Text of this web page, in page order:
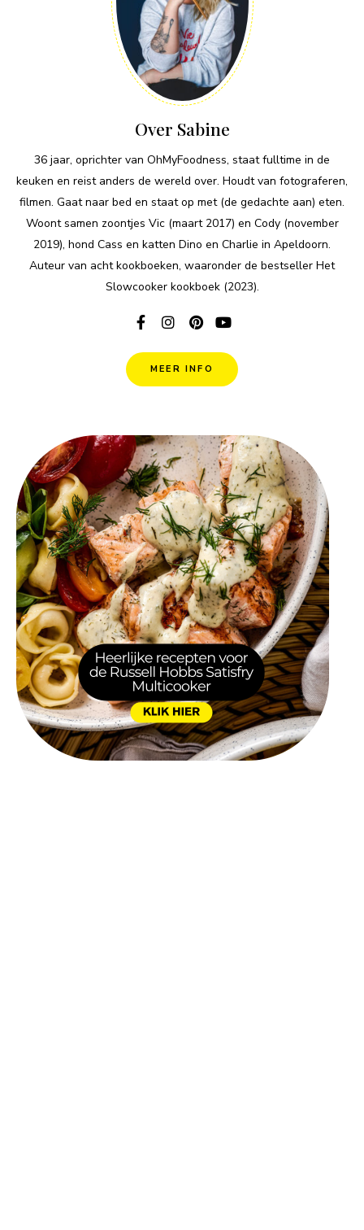
Over Sabine
36 jaar, oprichter van OhMyFoodness, staat fulltime in de
keuken en reist anders de wereld over. Houdt van fotograferen,
filmen. Gaat naar bed en staat op met (de gedachte aan) eten.
Woont samen zoontjes Vic (maart 2017) en Cody (november
2019), hond Cass en katten Dino en Charlie in Apeldoorn.
Auteur van acht kookboeken, waaronder de bestseller Het
Slowcooker kookboek (2023).
MEER INFO